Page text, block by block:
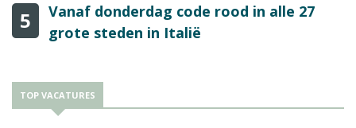
5
Vanaf donderdag code rood in alle 27
grote steden in Italië
TOP VACATURES